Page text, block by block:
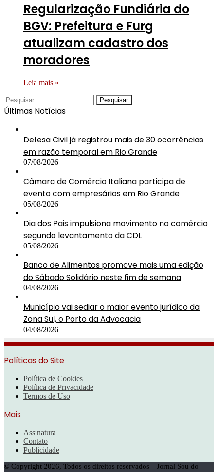
Regularização Fundiária do
BGV: Prefeitura e Furg
atualizam cadastro dos
moradores
Leia mais »
Pesquisar
por:
Últimas Notícias
Defesa Civil já registrou mais de 30 ocorrências
em razão temporal em Rio Grande
07/08/2026
Câmara de Comércio Italiana participa de
evento com empresários em Rio Grande
05/08/2026
Dia dos Pais impulsiona movimento no comércio
segundo levantamento da CDL
05/08/2026
Banco de Alimentos promove mais uma edição
do Sábado Solidário neste fim de semana
04/08/2026
Município vai sediar o maior evento jurídico da
Zona Sul, o Porto da Advocacia
04/08/2026
Políticas do Site
Política de Cookies
Política de Privacidade
Termos de Uso
Mais
Assinatura
Contato
Publicidade
© Copyright 2026, Todos os direitos reservados | Jornal Sou do